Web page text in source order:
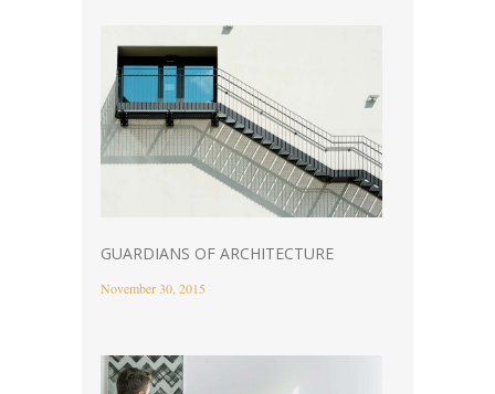
GUARDIANS OF ARCHITECTURE
November 30, 2015